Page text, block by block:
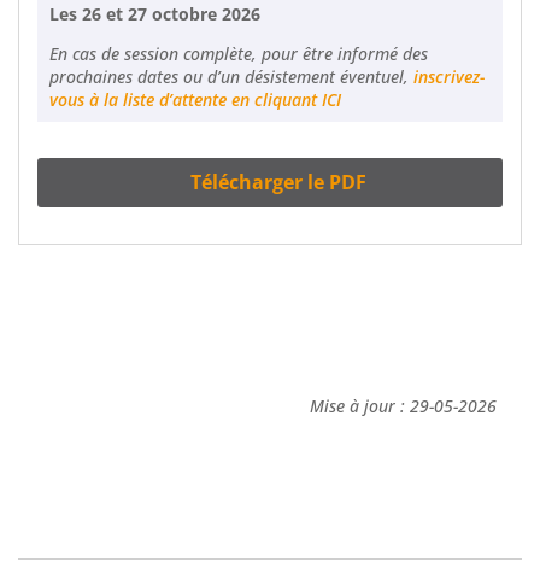
Les 26 et 27 octobre 2026
En cas de session complète, pour être informé des
prochaines dates ou d’un désistement éventuel, inscrivez-
vous à la liste d’attente en cliquant ICI
Télécharger le PDF
Mise à jour : 29-05-2026